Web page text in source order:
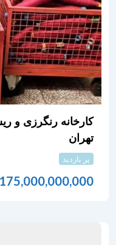
کارخانه رنگرزی و
تهران
پر بازدید
175,000,000,000